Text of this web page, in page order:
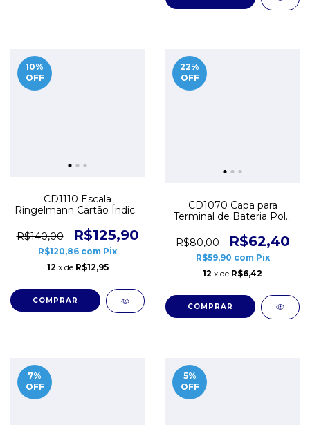
10%
OFF
CD1110 Escala
Ringelmann Cartão Índice
R$140,00
R$125,90
R$120,86 com Pix
12 x de R$12,95
22%
OFF
CD1070 Capa para
Terminal de Bateria Polo
R$80,00
R$62,40
R$59,90 com Pix
12 x de R$6,42
7%
OFF
5%
OFF